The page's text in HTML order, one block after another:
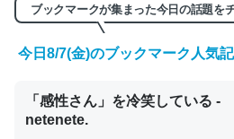
くらい。小説でいう「ずっと前の
ど、短期記憶というには多い分量
ブックマークが集まった今日の話題を
今日8/7(金)のブックマーク人気
「感性さん」を冷笑している -
netenete.